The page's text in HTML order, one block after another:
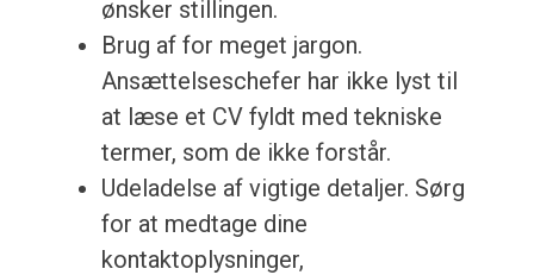
ønsker stillingen.
Brug af for meget jargon.
Ansættelseschefer har ikke lyst til
at læse et CV fyldt med tekniske
termer, som de ikke forstår.
Udeladelse af vigtige detaljer. Sørg
for at medtage dine
kontaktoplysninger,